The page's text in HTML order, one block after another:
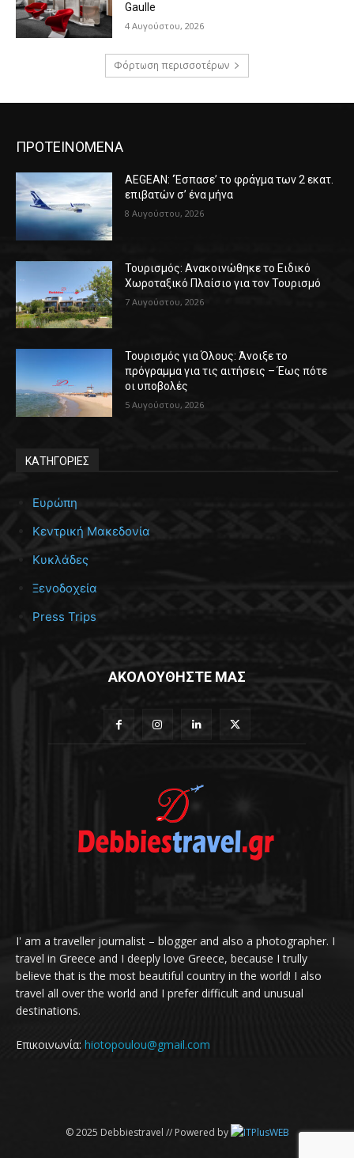
Gaulle
4 Αυγούστου, 2026
Φόρτωση περισσοτέρων
ΠΡΟΤΕΙΝΟΜΕΝΑ
AEGEAN: ‘Έσπασε’ το φράγμα των 2 εκατ.
επιβατών σ’ ένα μήνα
8 Αυγούστου, 2026
Τουρισμός: Ανακοινώθηκε το Ειδικό
Χωροταξικό Πλαίσιο για τον Τουρισμό
7 Αυγούστου, 2026
Τουρισμός για Όλους: Άνοιξε το
πρόγραμμα για τις αιτήσεις – Έως πότε
οι υποβολές
5 Αυγούστου, 2026
ΚΑΤΗΓΟΡΙΕΣ
Ευρώπη
Κεντρική Μακεδονία
Κυκλάδες
Ξενοδοχεία
Press Trips
ΑΚΟΛΟΥΘΗΣΤΕ ΜΑΣ
I' am a traveller journalist – blogger and also a photographer. I
travel in Greece and I deeply love Greece, because I trully
believe that is the most beautiful country in the world! I also
travel all over the world and I prefer difficult and unusual
destinations.
Επικοινωνία: hiotopoulou@gmail.com
© 2025 Debbiestravel // Powered by